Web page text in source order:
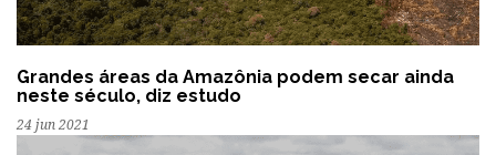
Grandes áreas da Amazônia podem secar ainda
neste século, diz estudo
24 jun 2021